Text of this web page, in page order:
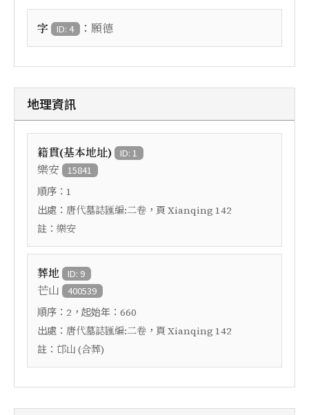
字 ID: 4 ： 願德
地理資訊
籍貫(基本地址) ID: 1
樂安 15841
順序： 1
出處： 唐代墓誌匯編:二卷 ，頁 Xianqing 142
註： 樂安
葬地 ID: 9
芒山 400539
順序： 2 ，起始年： 660
出處： 唐代墓誌匯編:二卷 ，頁 Xianqing 142
註： 邙山 (合葬)